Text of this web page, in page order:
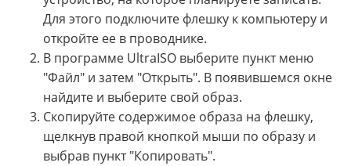
Для этого подключите флешку к компьютеру и
откройте ее в проводнике.
В программе UltraISO выберите пункт меню
"Файл" и затем "Открыть". В появившемся окне
найдите и выберите свой образ.
Скопируйте содержимое образа на флешку,
щелкнув правой кнопкой мыши по образу и
выбрав пункт "Копировать".